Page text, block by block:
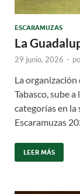
ESCARAMUZAS
La
29 junio, 2026 -
La organización
Tabasco, sube
categorías en la
Escaramuzas
LEER MÁS